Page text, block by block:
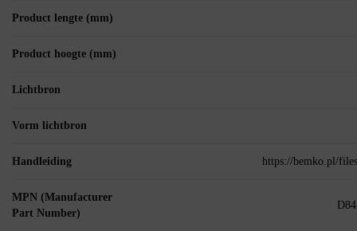
Product lengte (mm)
Product hoogte (mm)
Lichtbron
Vorm lichtbron
Handleiding https://bemko.pl/
MPN (Manufacturer
Part Number)